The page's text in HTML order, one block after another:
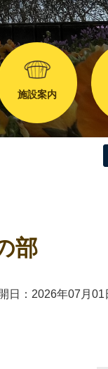
施設案内
部
日：2026年07月